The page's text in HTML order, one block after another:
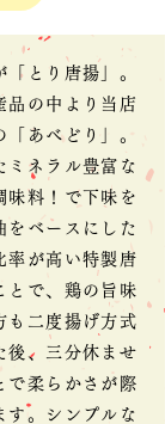
とり唐揚」。
品の中より当店
あべどり」。
ミネラル豊富な
味料！で下味を
をベースにした
率が高い特製唐
とで、鶏の旨味
も二度揚げ方式
後、三分休ませ
で柔らかさが際
す。シンプルな